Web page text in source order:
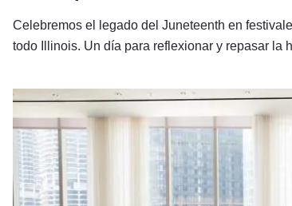
Celebremos el legado del Juneteenth en
todo Illinois. Un día para reflexionar y repasar la
11 lugares únicos para bodas LGBTQIA+ en